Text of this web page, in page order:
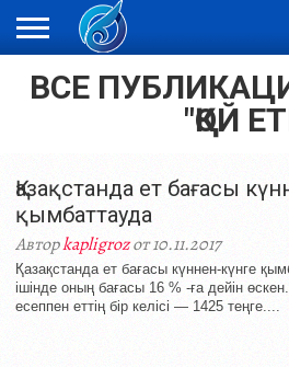
ЖАҢАЛЫҚТАР
НОВОСТИ
ВИДЕО
ФОТОРЕПОРТАЖИ
ОРКЕН
ВСЕ
"ҚОЙ
Қазақстанда ет бағасы
қымбаттауда
Авторkapligrozот 10.11.2017
Қазақстанда ет бағасы күннен-күнге
ішінде оның бағасы 16 % -ға дейін
есеппен еттің бір келісі — 1425 теңге....